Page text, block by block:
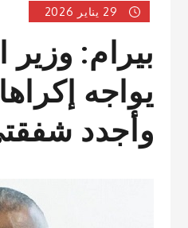
29 يناير 2026
بيرام: وزير
يواجه
وأجدد